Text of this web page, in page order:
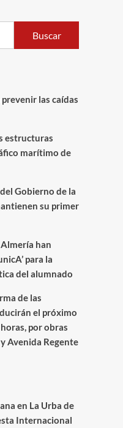
Buscar
las caídas
estructuras
marítimo de
Gobierno de la
su primer
han
para la
del alumnado
de las
el próximo
por obras
Avenida Regente
en La Urba de
Internacional